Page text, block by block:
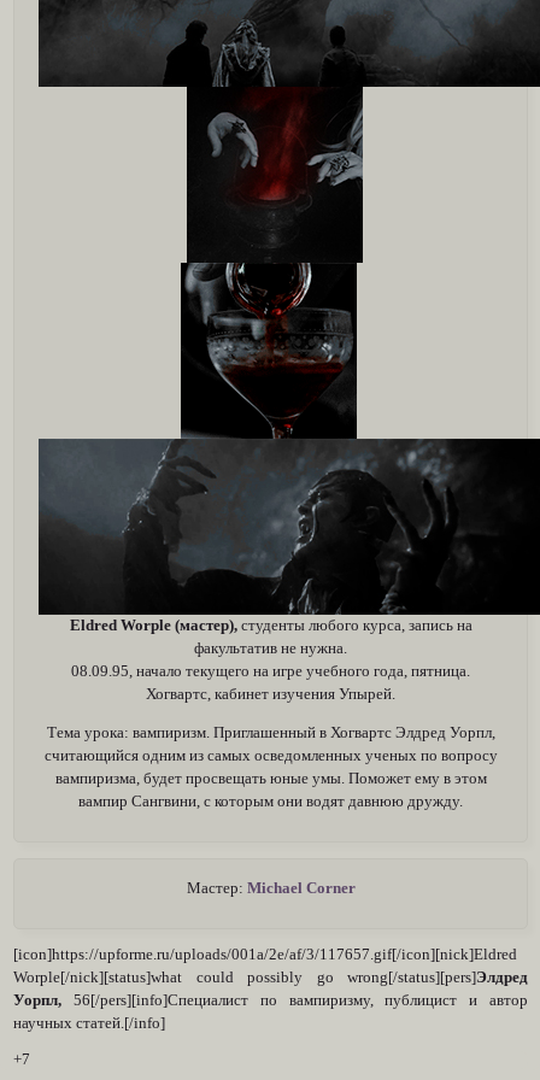
Eldred Worple (мастер),студенты любого курса, запись на
факультатив не нужна.
08.09.95, начало текущего на игре учебного года, пятница.
Хогвартс, кабинет изучения Упырей.
Тема урока: вампиризм. Приглашенный в Хогвартс Элдред Уорпл,
считающийся одним из самых осведомленных ученых по вопросу
вампиризма, будет просвещать юные умы. Поможет ему в этом
вампир Сангвини, с которым они водят давнюю дружду.
Мастер: Michael Corner
[icon]https://upforme.ru/uploads/001a/2e/af/3/117657.gif[/icon][nick]Eldred
Worple[/nick][status]what could possibly go wrong[/status][pers]Элдред
Уорпл, 56[/pers][info]Специалист по вампиризму, публицист и автор
научных статей.[/info]
+7